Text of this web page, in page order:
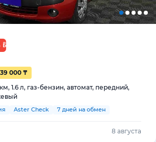
000 ₸
1.6 л, газ-бензин, автомат, передний,
Aster Check 7 дней на обмен
8 августа